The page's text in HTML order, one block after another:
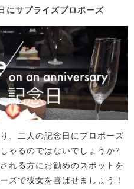
にサプライズプロポーズ
、二人の記念日にプロポーズ
ゃるのではないでしょうか?
れる方にお勧めのスポットを
ズで彼女を喜ばせましょう！